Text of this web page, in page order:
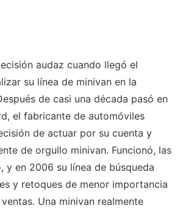
audaz cuando llegó el
su línea de minivan en la
de casi una década pasó en
el fabricante de automóviles
de actuar por su cuenta y
de orgullo minivan. Funcionó, las
y en 2006 su línea de búsqueda
y retoques de menor importancia
Una minivan realmente